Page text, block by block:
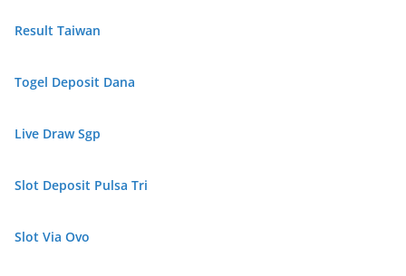
Result Taiwan
Togel Deposit Dana
Live Draw Sgp
Slot Deposit Pulsa Tri
Slot Via Ovo